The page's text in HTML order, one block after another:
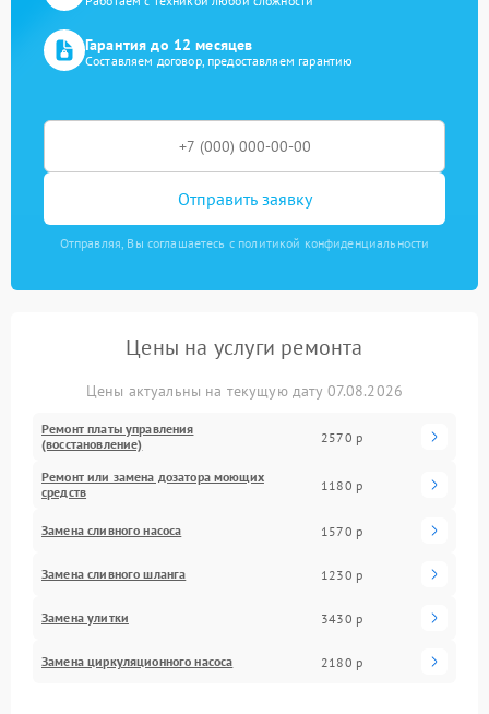
Гарантия до 12 месяцев
Составляем договор, предоставляем гарантию
Отправить заявку
Отправляя, Вы соглашаетесь с политикой конфиденциальности
Цены на услуги ремонта
Цены актуальны на текущую дату 07.08.2026
Ремонт платы управления
(восстановление)
2570 р
Ремонт или замена дозатора моющих
средств
1180 р
Замена сливного насоса 1570 р
Замена сливного шланга 1230 р
Замена улитки 3430 р
Замена циркуляционного насоса 2180 р